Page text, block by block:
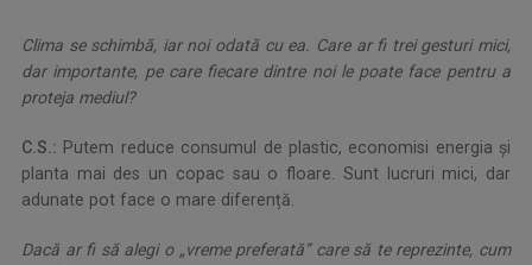
Clima se schimbă, iar noi odată cu ea. Care ar fi trei gesturi mici,
dar importante, pe care fiecare dintre noi le poate face pentru a
proteja mediul?
C.S.: Putem reduce consumul de plastic, economisi energia și
planta mai des un copac sau o floare. Sunt lucruri mici, dar
adunate pot face o mare diferență.
Dacă ar fi să alegi o „vreme preferată” care să te reprezinte, cum